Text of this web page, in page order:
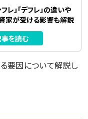
レ」「デフレ」の違いや
家が受ける影響も解説
を読む
る要因について解説し